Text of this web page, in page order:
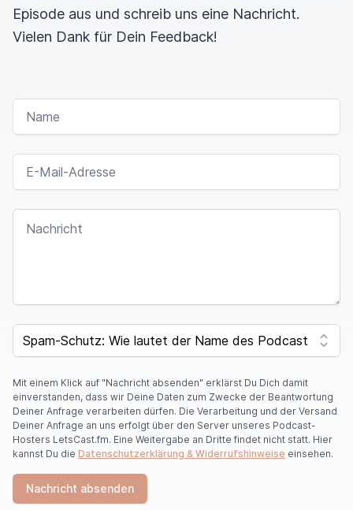
Episode aus und schreib uns eine Nachricht.
Vielen Dank für Dein Feedback!
NAME
E-MAIL-ADRESSE
NACHRICHT
F
O
A
R
E
A
H
U
SPAM CAPTCHA
Mit einem Klick auf "Nachricht absenden" erklärst Du Dich damit
einverstanden, dass wir Deine Daten zum Zwecke der Beantwortung
Deiner Anfrage verarbeiten dürfen. Die Verarbeitung und der Versand
Deiner Anfrage an uns erfolgt über den Server unseres Podcast-
Hosters LetsCast.fm. Eine Weitergabe an Dritte findet nicht statt. Hier
kannst Du die Datenschutzerklärung & Widerrufshinweise einsehen.
Nachricht absenden